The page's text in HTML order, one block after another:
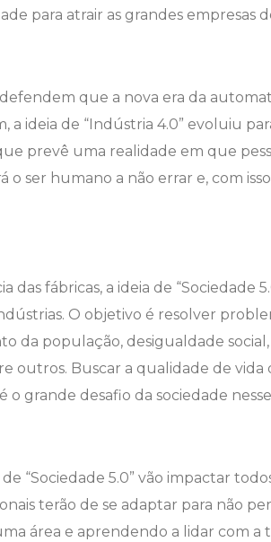
para atrair as grandes empresas
que a nova era da
a ideia de “Indústria 4.0” evoluiu
prevê uma realidade em que
o ser humano a não errar e, com
das fábricas, a ideia de “Sociedade
O objetivo é resolver
da população, desigualdade
outros. Buscar a qualidade de
o grande desafio da sociedade
“Sociedade 5.0” vão impactar
terão de se adaptar para não
área e aprendendo a lidar com